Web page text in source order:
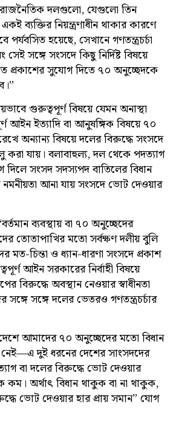
দলগুলো, যেগুলো তিন
ব্যক্তির নিয়ন্ত্রণাধীন থাকার কারণে
পর্যবসিত হয়েছে, সেখানে গণতন্ত্রচর্চা
সঙ্গে সংসদে কিছু নির্দিষ্ট বিষয়ে
প্রকাশের সুযোগ দিতে ৭০ অনুচ্ছেদকে
গুরুত্বপূর্ণ বিষয়ে যেমন অনাস্থা
আইন ইত্যাদি বা আনুষঙ্গিক বিষয়ে ৭০
অন্যান্য বিষয়ে দলের বিরুদ্ধে সংসদে
করা যায়। বলাবাহুল্য, দল থেকে পদত্যাগ
সংসদ সদস্যপদ বাতিলের বিধান
আনা যায় সংসদে ভোট দেওয়ার
ব্যবস্থায় বা ৭০ অনুচ্ছেদের
তোতাপাখির মতো সর্বক্ষণ দলীয় বুলি
চিন্তা ও ধ্যান-ধারণা সংসদে প্রকাশ
আইন সরকারের নির্বাহী বিষয়ে
বিরুদ্ধে অবস্থান নেওয়ার স্বাধীনতা
সঙ্গে দলের ভেতরও গণতন্ত্রচর্চার
আমাদের ৭০ অনুচ্ছেদের মতো বিধান
দুই ধরনের দেশের সাংসদদের
বা দলের বিরুদ্ধে ভোট দেওয়ার
কম। অর্থাৎ বিধান থাকুক বা না থাকুক,
ভোট দেওয়ার হার প্রায় সমান” যোগ